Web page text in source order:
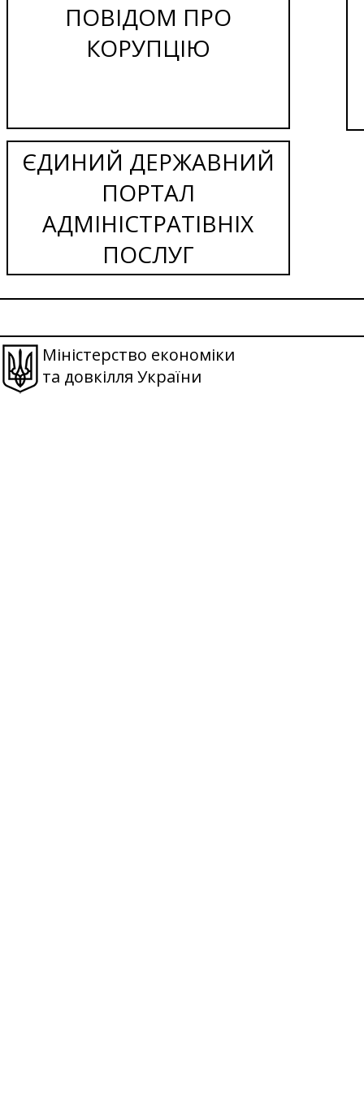
ПОВІДОМ ПРО
КОРУПЦІЮ
ЄДИНИЙ ДЕРЖАВНИЙ
ПОРТАЛ
АДМІНІСТРАТІВНІХ
ПОСЛУГ
Міністерство економіки
та довкілля України